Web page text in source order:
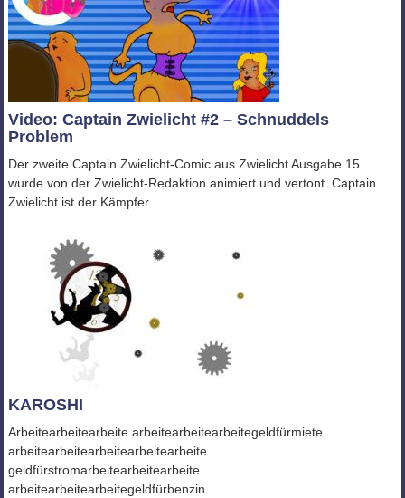
Video: Captain Zwielicht #2 – Schnuddels
Problem
Der zweite Captain Zwielicht-Comic aus Zwielicht Ausgabe 15
wurde von der Zwielicht-Redaktion animiert und vertont. Captain
Zwielicht ist der Kämpfer ...
KAROSHI
Arbeitearbeitearbeite arbeitearbeitearbeitegeldfürmiete
arbeitearbeitearbeitearbeitearbeite
geldfürstromarbeitearbeitearbeite
arbeitearbeitearbeitegeldfürbenzin